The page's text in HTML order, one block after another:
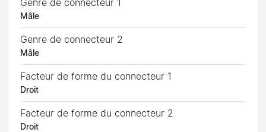
Genre de connecteur 1
Mâle
Genre de connecteur 2
Mâle
Facteur de forme du connecteur 1
Droit
Facteur de forme du connecteur 2
Droit